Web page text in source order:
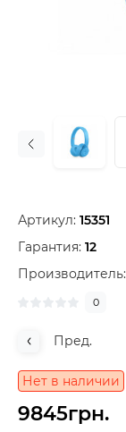
Артикул: 15351
Гарантия: 12
Производитель:
0
Пред.
Нет в наличии
9845грн.